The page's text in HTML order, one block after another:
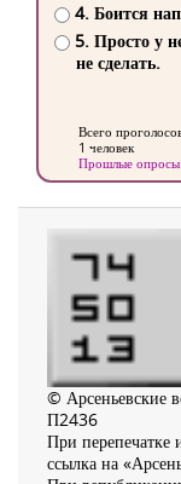
4. Боится
5. Просто у
не сделать.
Всего
1 человек
Прошлые опросы
© Арсеньевские
П2436
При перепечатке
ссылка на